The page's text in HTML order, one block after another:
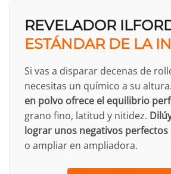
REVELADOR
ESTÁNDAR DE LA
Si vas a disparar decenas de
necesitas un químico a su altura.
en polvo ofrece el equilibrio
grano fino, latitud y nitidez.
lograr unos negativos perfectos
o ampliar en ampliadora.